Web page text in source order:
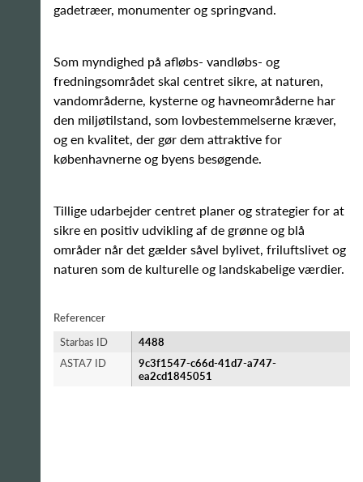
gadetræer, monumenter og springvand.
Som myndighed på afløbs- vandløbs- og
fredningsområdet skal centret sikre, at naturen,
vandområderne, kysterne og havneområderne har
den miljøtilstand, som lovbestemmelserne kræver,
og en kvalitet, der gør dem attraktive for
københavnerne og byens besøgende.
Tillige udarbejder centret planer og strategier for at
sikre en positiv udvikling af de grønne og blå
områder når det gælder såvel bylivet, friluftslivet og
naturen som de kulturelle og landskabelige værdier.
Referencer
Starbas ID
4488
ASTA7 ID
9c3f1547-c66d-41d7-a747-
ea2cd1845051